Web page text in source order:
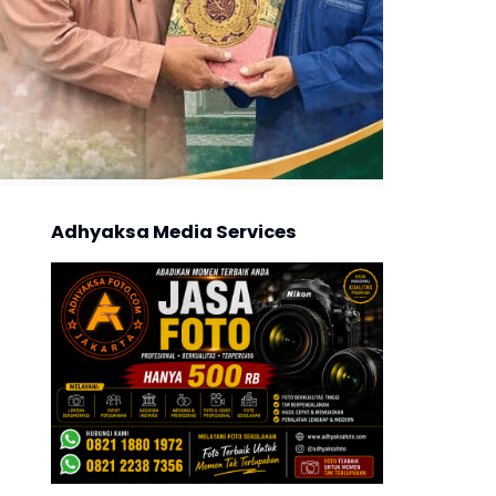
Adhyaksa Media Services